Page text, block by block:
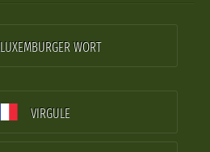
LUXEMBURGER WORT
VIRGULE